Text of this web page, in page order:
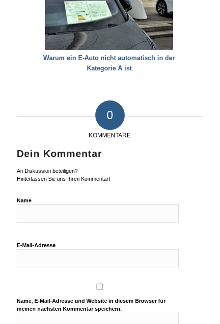
Warum ein E-Auto nicht automatisch in der
Kategorie A ist
0
KOMMENTARE
Dein Kommentar
An Diskussion beteiligen?
Hinterlassen Sie uns Ihren Kommentar!
Name
E-Mail-Adresse
Name, E-Mail-Adresse und Website in diesem Browser für
meinen nächsten Kommentar speichern.